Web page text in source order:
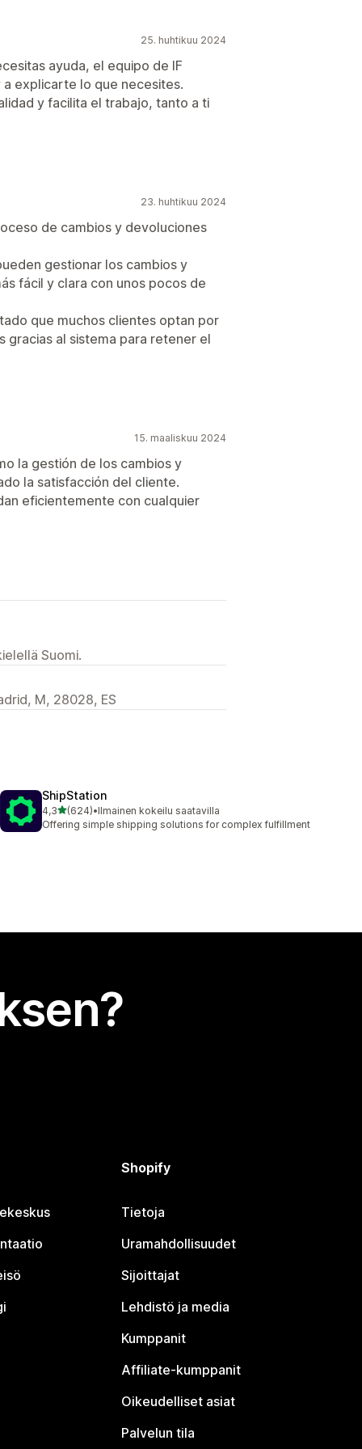
25. huhtikuu 2024
ayuda, el equipo de IF
explicarte lo que necesites.
y facilita el trabajo, tanto a ti
23. huhtikuu 2024
de cambios y devoluciones
gestionar los cambios y
fácil y clara con unos pocos de
que muchos clientes optan por
gracias al sistema para retener el
15. maaliskuu 2024
la gestión de los cambios y
la satisfacción del cliente.
eficientemente con cualquier
Suomi.
M, 28028, ES
ShipStation
4,3/ 5 tähteä
(624)
624 arvostelua yhteensä
•Ilmainen kokeilu saatavilla
Offering simple shipping solutions for complex fulfillment
Shopify
Tietoja
Uramahdollisuudet
Sijoittajat
Lehdistö ja media
Kumppanit
Affiliate-kumppanit
Oikeudelliset asiat
Palvelun tila